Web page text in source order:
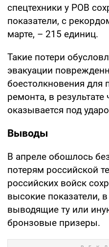
спецтехники у РОВ
показатели, с
марте, – 215 единиц.
Такие потери
эвакуации
боестолкновения для
ремонта, в результате
оказывается под
Выводы
В апреле обошлось
потерям российской
российских войск
высокие показатели,
выводящие ту или
бронзовые призеры.